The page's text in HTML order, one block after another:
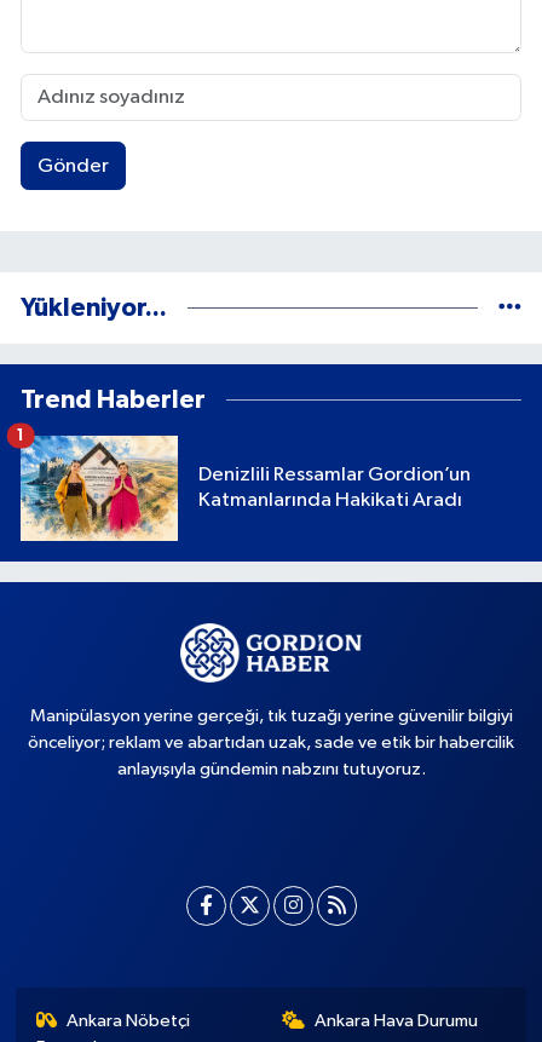
Gönder
Yükleniyor...
Trend Haberler
Denizlili Ressamlar Gordion’un
Katmanlarında Hakikati Aradı
1
Manipülasyon yerine gerçeği, tık tuzağı yerine güvenilir bilgiyi
önceliyor; reklam ve abartıdan uzak, sade ve etik bir habercilik
anlayışıyla gündemin nabzını tutuyoruz.
Ankara Nöbetçi
Ankara Hava Durumu